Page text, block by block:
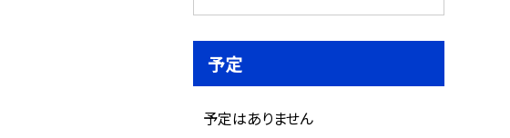
予定
予定はありません